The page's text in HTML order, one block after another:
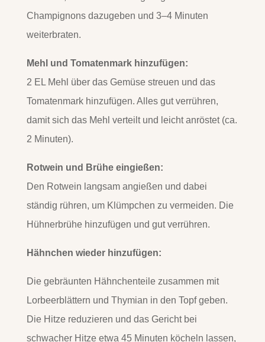
Champignons dazugeben und 3–4 Minuten
weiterbraten.
Mehl und Tomatenmark hinzufügen:
2 EL Mehl über das Gemüse streuen und das
Tomatenmark hinzufügen. Alles gut verrühren,
damit sich das Mehl verteilt und leicht anröstet (ca.
2 Minuten).
Rotwein und Brühe eingießen:
Den Rotwein langsam angießen und dabei
ständig rühren, um Klümpchen zu vermeiden. Die
Hühnerbrühe hinzufügen und gut verrühren.
Hähnchen wieder hinzufügen:
Die gebräunten Hähnchenteile zusammen mit
Lorbeerblättern und Thymian in den Topf geben.
Die Hitze reduzieren und das Gericht bei
schwacher Hitze etwa 45 Minuten köcheln lassen,